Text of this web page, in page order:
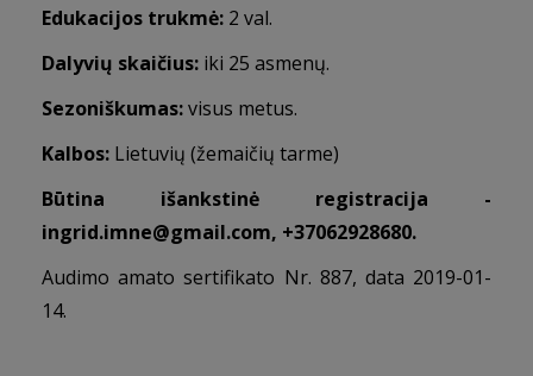
Edukacijos trukmė: 2 val.
Dalyvių skaičius: iki 25 asmenų.
Sezoniškumas:visus metus.
Kalbos: Lietuvių (žemaičių tarme)
Būtina išankstinė registracija -
ingrid.imne@gmail.com, +37062928680.
Audimo amato sertifikato Nr. 887, data 2019-01-
14.